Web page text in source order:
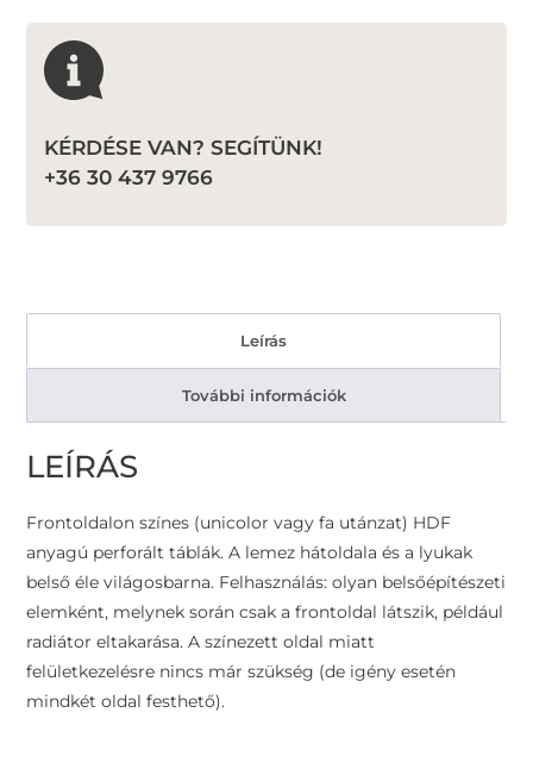
KÉRDÉSE VAN? SEGÍTÜNK!
+36 30 437 9766
Leírás
További információk
LEÍRÁS
Frontoldalon színes (unicolor vagy fa utánzat) HDF
anyagú perforált táblák. A lemez hátoldala és a lyukak
belső éle világosbarna. Felhasználás: olyan belsőépítészeti
elemként, melynek során csak a frontoldal látszik, például
radiátor eltakarása. A színezett oldal miatt
felületkezelésre nincs már szükség (de igény esetén
mindkét oldal festhető).